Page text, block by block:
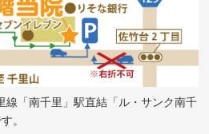
線「南千里」駅直結「ル・サンク南千
。